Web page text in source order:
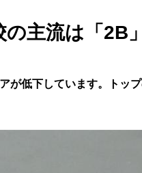
主流は「2B
が低下しています。トッ